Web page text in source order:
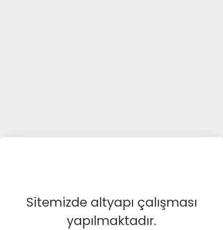
Sitemizde altyapı çalışması
yapılmaktadır.